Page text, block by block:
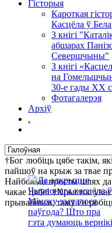
Гісторыя
Кароткая
Касцёла ў
З кнігі
абшарах
Севершчыны"
З кнігі
на
30-е гады ХХ
Фотагалерэя
Архіў
.
†Бог любіць цябе такім,
пайшоў на крыж за твае
Найбольш просты шлях да
чакае цябе! †Хрыстос
прывабным, таму ён